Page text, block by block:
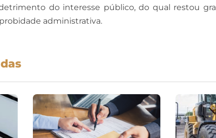
do interesse público, do qual restou
administrativa.